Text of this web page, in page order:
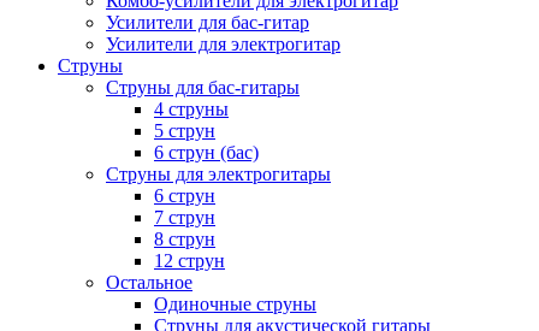
Усилители для бас-гитар
Усилители для электрогитар
Струны
Струны для бас-гитары
4 струны
5 струн
6 струн (бас)
Струны для электрогитары
6 струн
7 струн
8 струн
12 струн
Остальное
Одиночные струны
Струны для акустической гитары